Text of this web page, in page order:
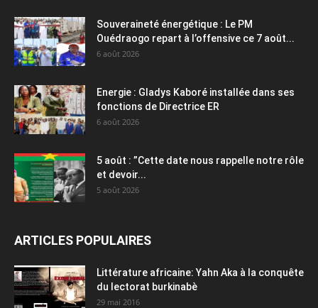
Souveraineté énergétique : Le PM
Ouédraogo repart à l’offensive ce 7 août...
6 août 2026
Energie : Gladys Kaboré installée dans ses
fonctions de Directrice ER
6 août 2026
5 août : ”Cette date nous rappelle notre rôle
et devoir...
5 août 2026
ARTICLES POPULAIRES
Littérature africaine: Yahn Aka à la conquête
du lectorat burkinabè
29 mai 2016